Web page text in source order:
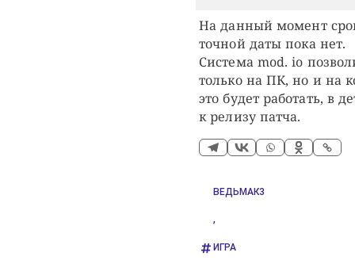
На данный момент
точной даты пока нет.
Система mod. io
только на ПК, но и на
это будет работать, в
к релизу патча.
ВЕДЬМАК3
,
ИГРА